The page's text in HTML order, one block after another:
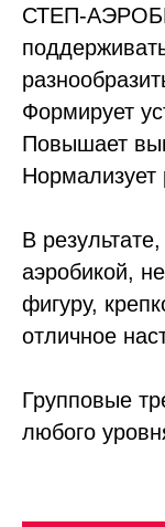
СТЕП-
Формирует
Повышает
Нормализует
В
аэробикой,
фигуру,
отличное
Групповые
любого